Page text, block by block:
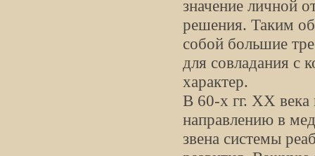
значение личной
решения. Таким
собой большие
для совладания с
характер.
В 60-х гг. XX века
направлению в
звена системы